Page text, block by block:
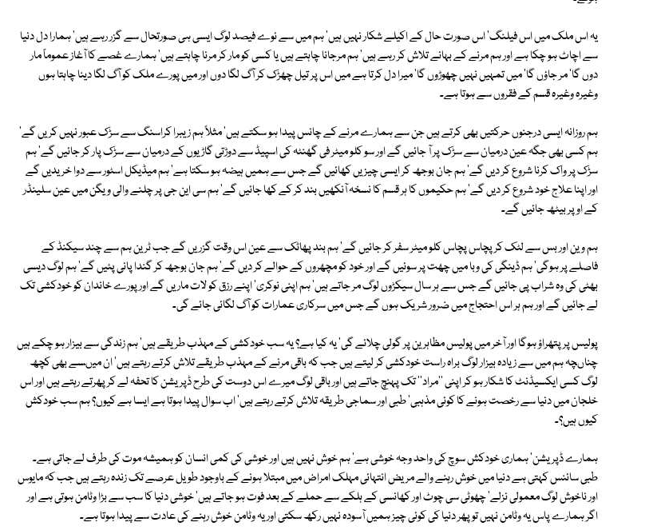
یہ اس ملک میں اس فیلنگ' اس صورت حال کے اکیلے شکار نہیں ہیں' ہم میں سے نوے فیصد لوگ ایسی ہی صورتحال سے گزر رہے ہیں' ہمارا دل دنیا
سے اچاٹ ہو چکا ہے اور ہم مرنے کے بہانے تلاش کر رہے ہیں' ہم مرجانا چاہتے ہیں یا کسی کو مار کر مرنا چاہتے ہیں' ہمارے غصے کا آغاز عموماً مار
دوں گا' مر جاؤں گا' میں تمہیں نہیں چھوڑوں گا' میرا دل کرتا ہے میں اس پر تیل چھڑک کر آگ لگا دوں اور میں پورے ملک کو آگ لگا دینا چاہتا ہوں
وغیرہ وغیرہ قسم کے فقروں سے ہوتا ہے۔
ہم روزانہ ایسی درجنوں حرکتیں بھی کرتے ہیں جن سے ہمارے مرنے کے چانس پیدا ہو سکتے ہیں' مثلاً ہم زیبرا کراسنگ سے سڑک عبور نہیں کریں گے'
ہم کسی بھی جگہ عین درمیان سے سڑک پر آ جائیں گے اور سو کلو میٹر فی گھنٹہ کی اسپیڈ سے دوڑتی گاڑیوں کے درمیان سے سڑک پار کر جائیں گے' ہم
سڑک پر واک کرنا شروع کر دیں گے' ہم جان بوجھ کر ایسی چیزیں کھائیں گے جس سے ہمیں ہیضہ ہو سکتا ہے' ہم میڈیکل اسٹور سے دوا خریدیں گے
اور اپنا علاج خود شروع کر دیں گے' ہم حکیموں کا ہر قسم کا نسخہ آنکھیں بند کر کے کھا جائیں گے' ہم سی این جی پر چلنے والی ویگن میں عین سلینڈر
کے اوپر بیٹھ جائیں گے۔
ہم وین اور بس سے لٹک کر پچاس پچاس کلو میٹر سفر کر جائیں گے' ہم بند پھاٹک سے عین اس وقت گزریں گے جب ٹرین ہم سے چند سیکنڈ کے
فاصلے پر ہوگی' ہم ڈینگی کی وبا میں چھت پر سوئیں گے اور خود کو مچھروں کے حوالے کر دیں گے' ہم جان بوجھ کر گندا پانی پئیں گے' ہم لوگ دیسی
بھٹی کی وہ شراب پی جائیں گے جس سے ہر سال سیکڑوں لوگ مر جاتے ہیں' ہم اپنی نوکری' اپنے رزق کو لات ماریں گے اور پورے خاندان کو خودکشی تک
لے جائیں گے اور ہم ہر اس احتجاج میں ضرور شریک ہوں گے جس میں سرکاری عمارات کو آگ لگائی جائے گی۔
پولیس پر پتھراؤ ہوگا اور آخر میں پولیس مظاہرین پر گولی چلائے گی' یہ کیا ہے؟ یہ سب خودکشی کے مہذب طریقے ہیں' ہم زندگی سے بیزار ہو چکے ہیں
چناںچہ ہم میں سے زیادہ بیزار لوگ براہ راست خودکشی کر لیتے ہیں جب کہ باقی مرنے کے مہذب طریقے تلاش کرتے رہتے ہیں' ان میںسے بھی کچھ
لوگ کسی ایکسیڈنٹ کا شکار ہو کر اپنی ''مراد'' تک پہنچ جاتے ہیں اور باقی لوگ میرے اس دوست کی طرح ڈپریشن کا تحفہ لے کر پھرتے رہتے ہیں اور اس
خلجان میں دنیا سے رخصت ہونے کا کوئی مذہبی' طبی اور سماجی طریقہ تلاش کرتے رہتے ہیں' اب سوال پیدا ہوتا ہے ایسا ہے کیوں؟ ہم سب خودکش
کیوں ہیں؟۔
ہمارے ڈپریشن' ہماری خودکش سوچ کی واحد وجہ خوشی ہے' ہم خوش نہیں ہیں اور خوشی کی کمی انسان کو ہمیشہ موت کی طرف لے جاتی ہے۔
طبی سائنس کہتی ہے دنیا میں خوش رہنے والے مریض انتہائی مہلک امراض میں مبتلا ہونے کے باوجود طویل عرصے تک زندہ رہتے ہیں جب کہ مایوس
اور ناخوش لوگ معمولی نزلے' چھوٹی سی چوٹ اور کھانسی کے ہلکے سے حملے کے بعد فوت ہو جاتے ہیں' خوشی دنیا کا سب سے بڑا وٹامن ہوتی ہے اور
اگر ہمارے پاس یہ وٹامن نہیں تو پھر دنیا کی کوئی چیز ہمیں آسودہ نہیں رکھ سکتی اور یہ وٹامن خوش رہنے کی عادت سے پیدا ہوتا ہے۔